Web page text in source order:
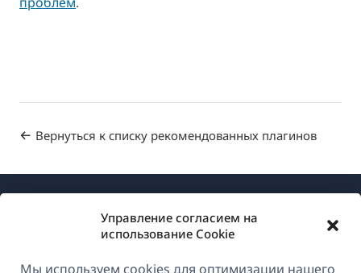
Управление согласием на
использование Cookie
Мы используем cookies для оптимизации нашего
Вернуться к списку рекомендованных плагинов